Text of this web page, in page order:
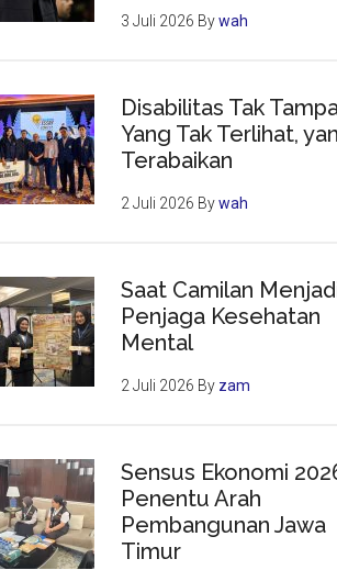
3 Juli 2026 Bywah
Disabilitas Tak
Yang Tak Terlihat,
Terabaikan
2 Juli 2026 Bywah
Saat Camilan
Penjaga Kesehatan
Mental
2 Juli 2026 By zam
Sensus Ekonomi
Penentu Arah
Pembangunan Jawa
Timur